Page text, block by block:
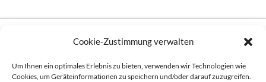
Cookie-Zustimmung verwalten
Um Ihnen ein optimales Erlebnis zu bieten, verwenden wir Technologien wie
Cookies, um Geräteinformationen zu speichern und/oder darauf zuzugreifen.
IMPRESSUM DATENSCHUTZ